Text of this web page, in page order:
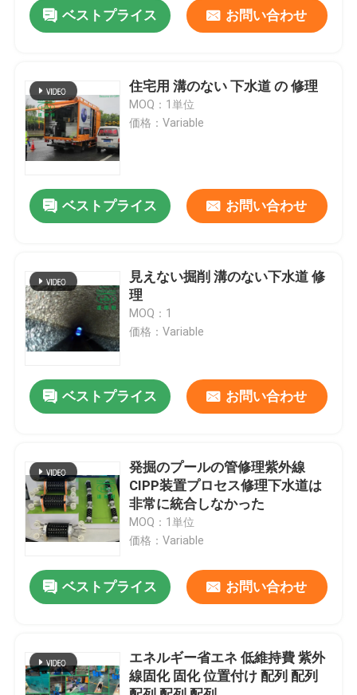
プロダクト
私達について
工場旅行
私達に連絡しなさい
ニュース
引用を要求しなさい
紫外線治されたCIPP
ベストプライス お問い合わせ
住宅用 溝のない 下水道 の 修理
MOQ：1単位
価格：Variable
ベストプライス お問い合わせ
見えない掘削 溝のない下水道 修
理
MOQ：1
価格：Variable
ベストプライス お問い合わせ
発掘のプールの管修理紫外線
CIPP装置プロセス修理下水道は
非常に統合しなかった
MOQ：1単位
価格：Variable
ベストプライス お問い合わせ
エネルギー省エネ 低維持費 紫外
線固化 固化 位置付け 配列 配列